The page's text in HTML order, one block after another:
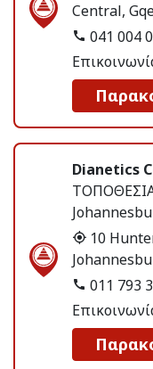
Central,
041 004
Dianetics
10
011 793